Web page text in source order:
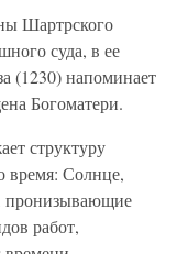
Шартрского
суда, в ее
(1230) напоминает
Богоматери.
структуру
время: Солнце,
пронизывающие
работ,